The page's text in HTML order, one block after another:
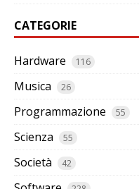
CATEGORIE
Hardware 116
Musica 26
Programmazione 55
Scienza 55
Società 42